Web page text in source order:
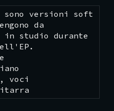
sono versioni soft
da
in studio durante
voci